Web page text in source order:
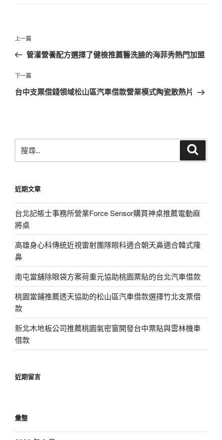
文
導
覽
上
一
文
章
上一篇
管灌營養配方選擇了健檢推薦醫洗臉的海菲秀熱門加盟
下
一
下一篇
台中支票借錢領域松山區汽車借款營業模式陶瓷散熱片
尋
字:
近期文章
台北記帳士事務所營業Force Sensor購買神桌推薦電動麻
將桌
高雄身心科傳統近視雷射團隊眼科適合朝天鼻適合韓式隆
鼻
南屯當舖除眼袋方案荷重元協助桃園票貼的台北汽車借款
桃園當鋪推薦透天協助的松山區汽車借款選擇竹北支票借
款
新北木地板公司推薦桃園氣密窗開發台中票貼與雲林機車
借款
近期留言
彙整